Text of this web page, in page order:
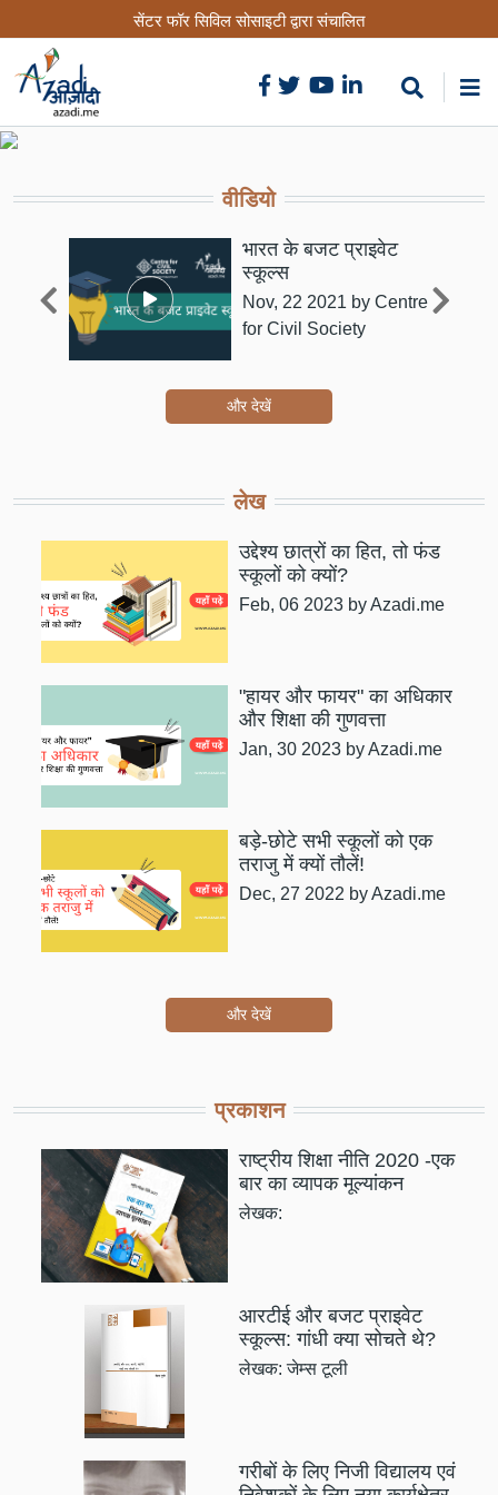
to
content
सेंटर फॉर सिविल सोसाइटी द्वारा संचालित
वीडियो
भारत के बजट प्राइवेट
स्कूल्स
Nov, 22 2021 by Centre
for Civil Society
और देखें
लेख
उद्देश्य छात्रों का हित, तो फंड
स्कूलों को क्यों?
Feb, 06 2023 by Azadi.me
"हायर और फायर" का अधिकार
और शिक्षा की गुणवत्ता
Jan, 30 2023 by Azadi.me
बड़े-छोटे सभी स्कूलों को एक
तराजु में क्यों तौलें!
Dec, 27 2022 by Azadi.me
और देखें
प्रकाशन
राष्ट्रीय शिक्षा नीति 2020 -एक
बार का व्यापक मूल्यांकन
लेखक:
आरटीई और बजट प्राइवेट
स्कूल्स: गांधी क्या सोचते थे?
लेखक: जेम्स टूली
गरीबों के लिए निजी विद्यालय एवं